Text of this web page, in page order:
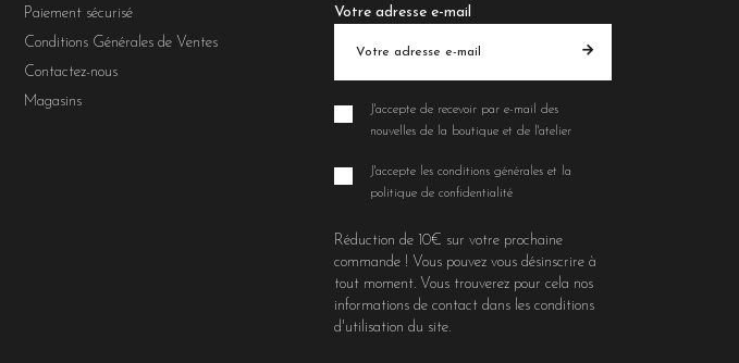
Paiement sécurisé
Conditions Générales de Ventes
Contactez-nous
Magasins
Votre adresse e-mail
J'accepte de recevoir par e-mail des
nouvelles de la boutique et de l'atelier
J'accepte les conditions générales et la
politique de confidentialité
Réduction de 10€ sur votre prochaine
commande ! Vous pouvez vous désinscrire à
tout moment. Vous trouverez pour cela nos
informations de contact dans les conditions
d'utilisation du site.